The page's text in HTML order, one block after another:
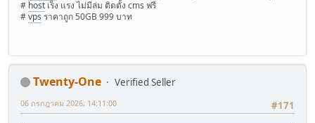
# host เร็ง แรง ไม่มีล่ม ติดตั้ง cms ฟรี
#vps ราคาถูก 50GB 999 บาท
Twenty-One
Verified Seller
#171
06 กรกฎาคม 2026, 14:11:00